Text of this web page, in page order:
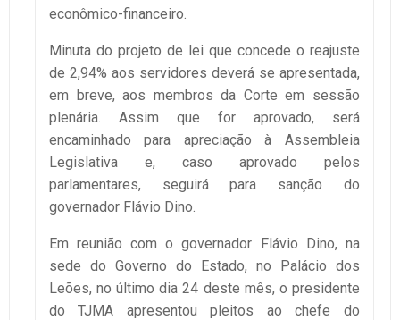
econômico-financeiro.
Minuta do projeto de lei que concede o reajuste
de 2,94% aos servidores deverá se apresentada,
em breve, aos membros da Corte em sessão
plenária. Assim que for aprovado, será
encaminhado para apreciação à Assembleia
Legislativa e, caso aprovado pelos
parlamentares, seguirá para sanção do
governador Flávio Dino.
Em reunião com o governador Flávio Dino, na
sede do Governo do Estado, no Palácio dos
Leões, no último dia 24 deste mês, o presidente
do TJMA apresentou pleitos ao chefe do